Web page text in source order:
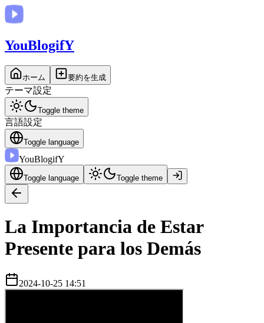
YouBlogifY
ホーム 要約を生成
テーマ設定
Toggle theme
言語設定
Toggle language
YouBlogifY
Toggle language Toggle theme
La Importancia de Estar
Presente para los Demás
2024-10-25 14:51